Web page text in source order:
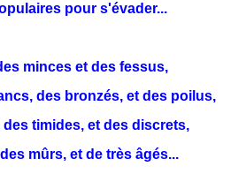
pour s'évader...
minces et des fessus,
des bronzés, et des poilus,
des timides, et des discrets,
mûrs, et de très âgés...